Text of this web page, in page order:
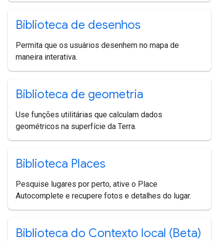
Biblioteca de desenhos
Permita que os usuários desenhem no mapa de
maneira interativa.
Biblioteca de geometria
Use funções utilitárias que calculam dados
geométricos na superfície da Terra.
Biblioteca Places
Pesquise lugares por perto, ative o Place
Autocomplete e recupere fotos e detalhes do lugar.
Biblioteca do Contexto local (Beta)